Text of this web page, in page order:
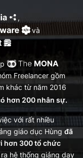
,
và
Freelancer gồm
khác từ năm 2016
hơn 200 nhân sự.
với rất nhiều
giáo dục Hùng đã
hơn 300 tổ chức
hệ thống giảng dạy